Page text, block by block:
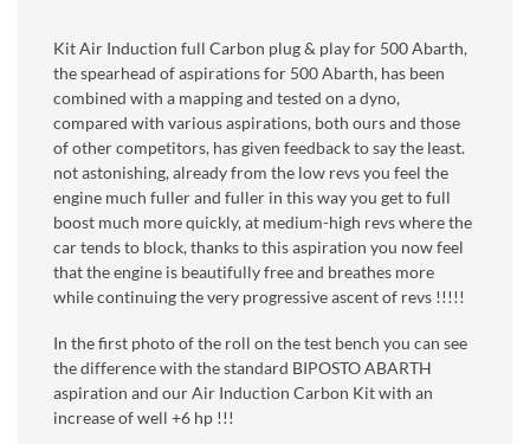
Kit Air Induction full Carbon plug & play for 500 Abarth,
the spearhead of aspirations for 500 Abarth, has been
combined with a mapping and tested on a dyno,
compared with various aspirations, both ours and those
of other competitors, has given feedback to say the least.
not astonishing, already from the low revs you feel the
engine much fuller and fuller in this way you get to full
boost much more quickly, at medium-high revs where the
car tends to block, thanks to this aspiration you now feel
that the engine is beautifully free and breathes more
while continuing the very progressive ascent of revs !!!!!
In the first photo of the roll on the test bench you can see
the difference with the standard BIPOSTO ABARTH
aspiration and our Air Induction Carbon Kit with an
increase of well +6 hp !!!